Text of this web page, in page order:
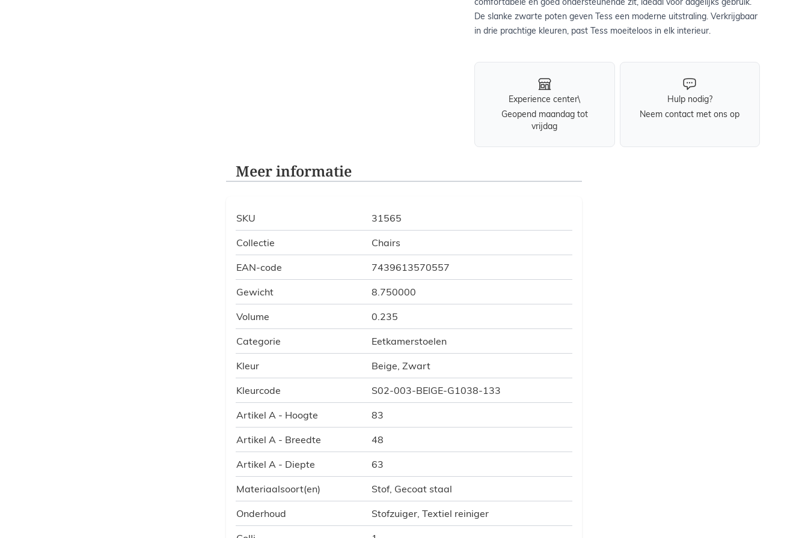
De slanke zwarte poten geven Tess een moderne uitstraling. Verkrijgbaar
in drie prachtige kleuren, past Tess moeiteloos in elk interieur.
Experience center\
Geopend maandag tot
vrijdag
Hulp nodig?
Neem contact met ons op
Meer informatie
SKU 31565
Collectie Chairs
EAN-code 7439613570557
Gewicht 8.750000
Volume 0.235
Categorie Eetkamerstoelen
Kleur Beige, Zwart
Kleurcode S02-003-BEIGE-G1038-133
Artikel A - Hoogte 83
Artikel A - Breedte 48
Artikel A - Diepte 63
Materiaalsoort(en) Stof, Gecoat staal
Onderhoud Stofzuiger, Textiel reiniger